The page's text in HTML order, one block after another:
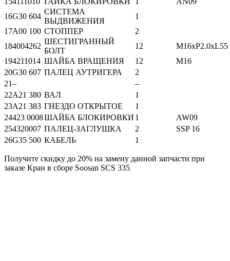
16G30 604
СИСТЕМА
ВЫДВИЖЕНИЯ
1
17A00 100 СТОППЕР
2
184004262
ШЕСТИГРАННЫЙ
БОЛТ
12
M16xP2.0xL55
194211014 ШАЙБА ВРАЩЕНИЯ 12
M16
20G30 607 ПАЛЕЦ АУТРИГЕРА
2
21–
–
22A21 380 ВАЛ
1
23A21 383 ГНЕЗДО ОТКРЫТОЕ
1
24423 0008ШАЙБА БЛОКИРОВКИ 1
AW09
254320007 ПАЛЕЦ-ЗАГЛУШКА 2
SSP 16
26G35 500 КАБЕЛЬ 1
Получите скидку до 20% на замену данной запчасти при
заказе Кран в сборе Soosan SCS 335